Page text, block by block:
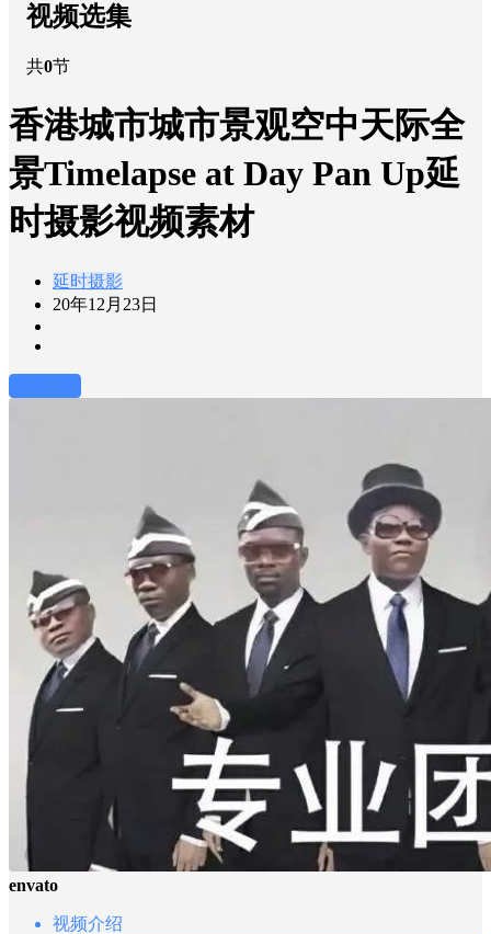
视频选集
共0节
香港城市城市景观空中天际全
景Timelapse at Day Pan Up延
时摄影视频素材
延时摄影
20年12月23日
envato
视频介绍